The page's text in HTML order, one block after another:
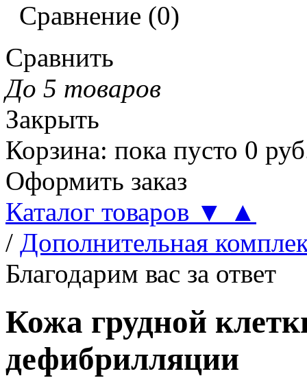
Сравнение (0)
Сравнить
До 5 товаров
Закрыть
Корзина: пока пусто 0
Оформить заказ
Каталог товаров ▼
▲
/ Дополнительная
Благодарим вас за ответ
Кожа грудной
дефибрилляции